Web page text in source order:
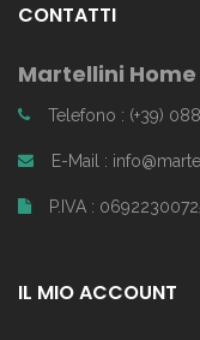
CONTATTI
Martellini Home
Telefono : (+39)
E-Mail :
P.IVA :
IL MIO ACCOUNT